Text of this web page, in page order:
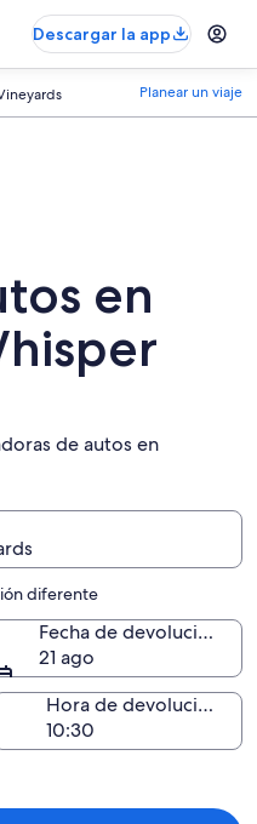
Descargar la app
Planear un viaje
en
de autos en
diferente
Fecha de devolución
21 ago
Hora de devolución